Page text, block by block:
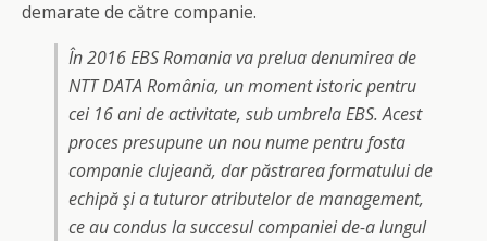
demarate de către companie.
În 2016 EBS Romania va prelua denumirea de
NTT DATA România, un moment istoric pentru
cei 16 ani de activitate, sub umbrela EBS. Acest
proces presupune un nou nume pentru fosta
companie clujeană, dar păstrarea formatului de
echipă şi a tuturor atributelor de management,
ce au condus la succesul companiei de-a lungul